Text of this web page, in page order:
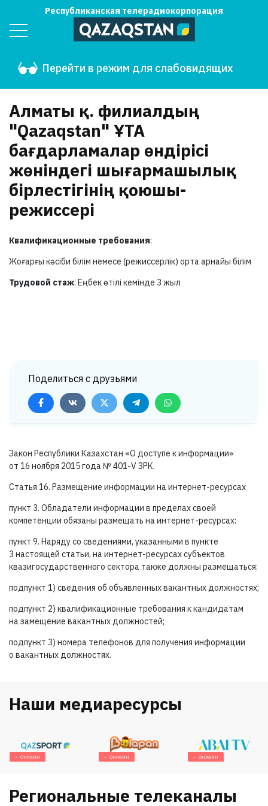
Республиканская телерадиокорпорация
Перейти в режим для слабовидящих
Алматы қ. филиалдың
"Qazaqstan" ҰТА
бағдарламалар өндірісі
жөніндегі шығармашылық
бірлестігінің қоюшы-
режиссері
Квалификационные требования:
Жоғарғы кәсіби білім немесе (режиссерлік) орта арнайы білім
Трудовой стаж: Еңбек өтілі кемінде 3 жыл
Поделиться с друзьями
Закон Республики Казахстан «О доступе к информации»
от 16 ноября 2015 года № 401-V ЗРК.
Статья 16. Размещение информации на интернет-ресурсах
пункт 3. Обладатели информации в пределах своей
компетенции обязаны размещать на интернет-ресурсах:
пункт 9. Наряду со сведениями, указанными в пункте
3 настоящей статьи, на интернет-ресурсах субъектов
квазигосударственного сектора также должны размещаться:
подпункт 1) сведения об объявленных вакантных должностях;
подпункт 2) квалификационные требования к кандидатам
на замещение вакантных должностей;
подпункт 3) номера телефонов для получения информации
о вакантных должностях.
Наши медиаресурсы
Онлайн Онлайн Онлайн
Региональные телеканалы